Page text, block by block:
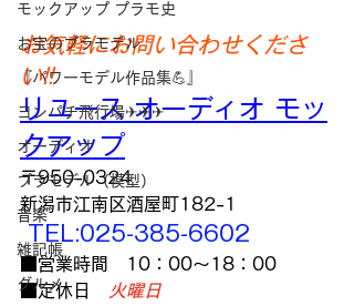
モックアップ プラモ史
お宝のプラモデル
『パワーモデル作品集💪』
ヨンパチ飛行場✈✈✈
オーディオ
プラモデル（模型）
音楽
雑記帳
グルメ
お気軽にお問い合わせくださ
い!!
リユース オーディオ モッ
クアップ
〒950-0324
新潟市江南区酒屋町182-1
TEL:025-385-6602
■営業時間　10：00～18：00
■定休日
火曜日